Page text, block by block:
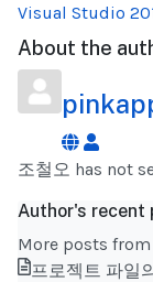
Visual Studio
About the
조철오 has not
Author's recent
More posts
프로젝트 파일